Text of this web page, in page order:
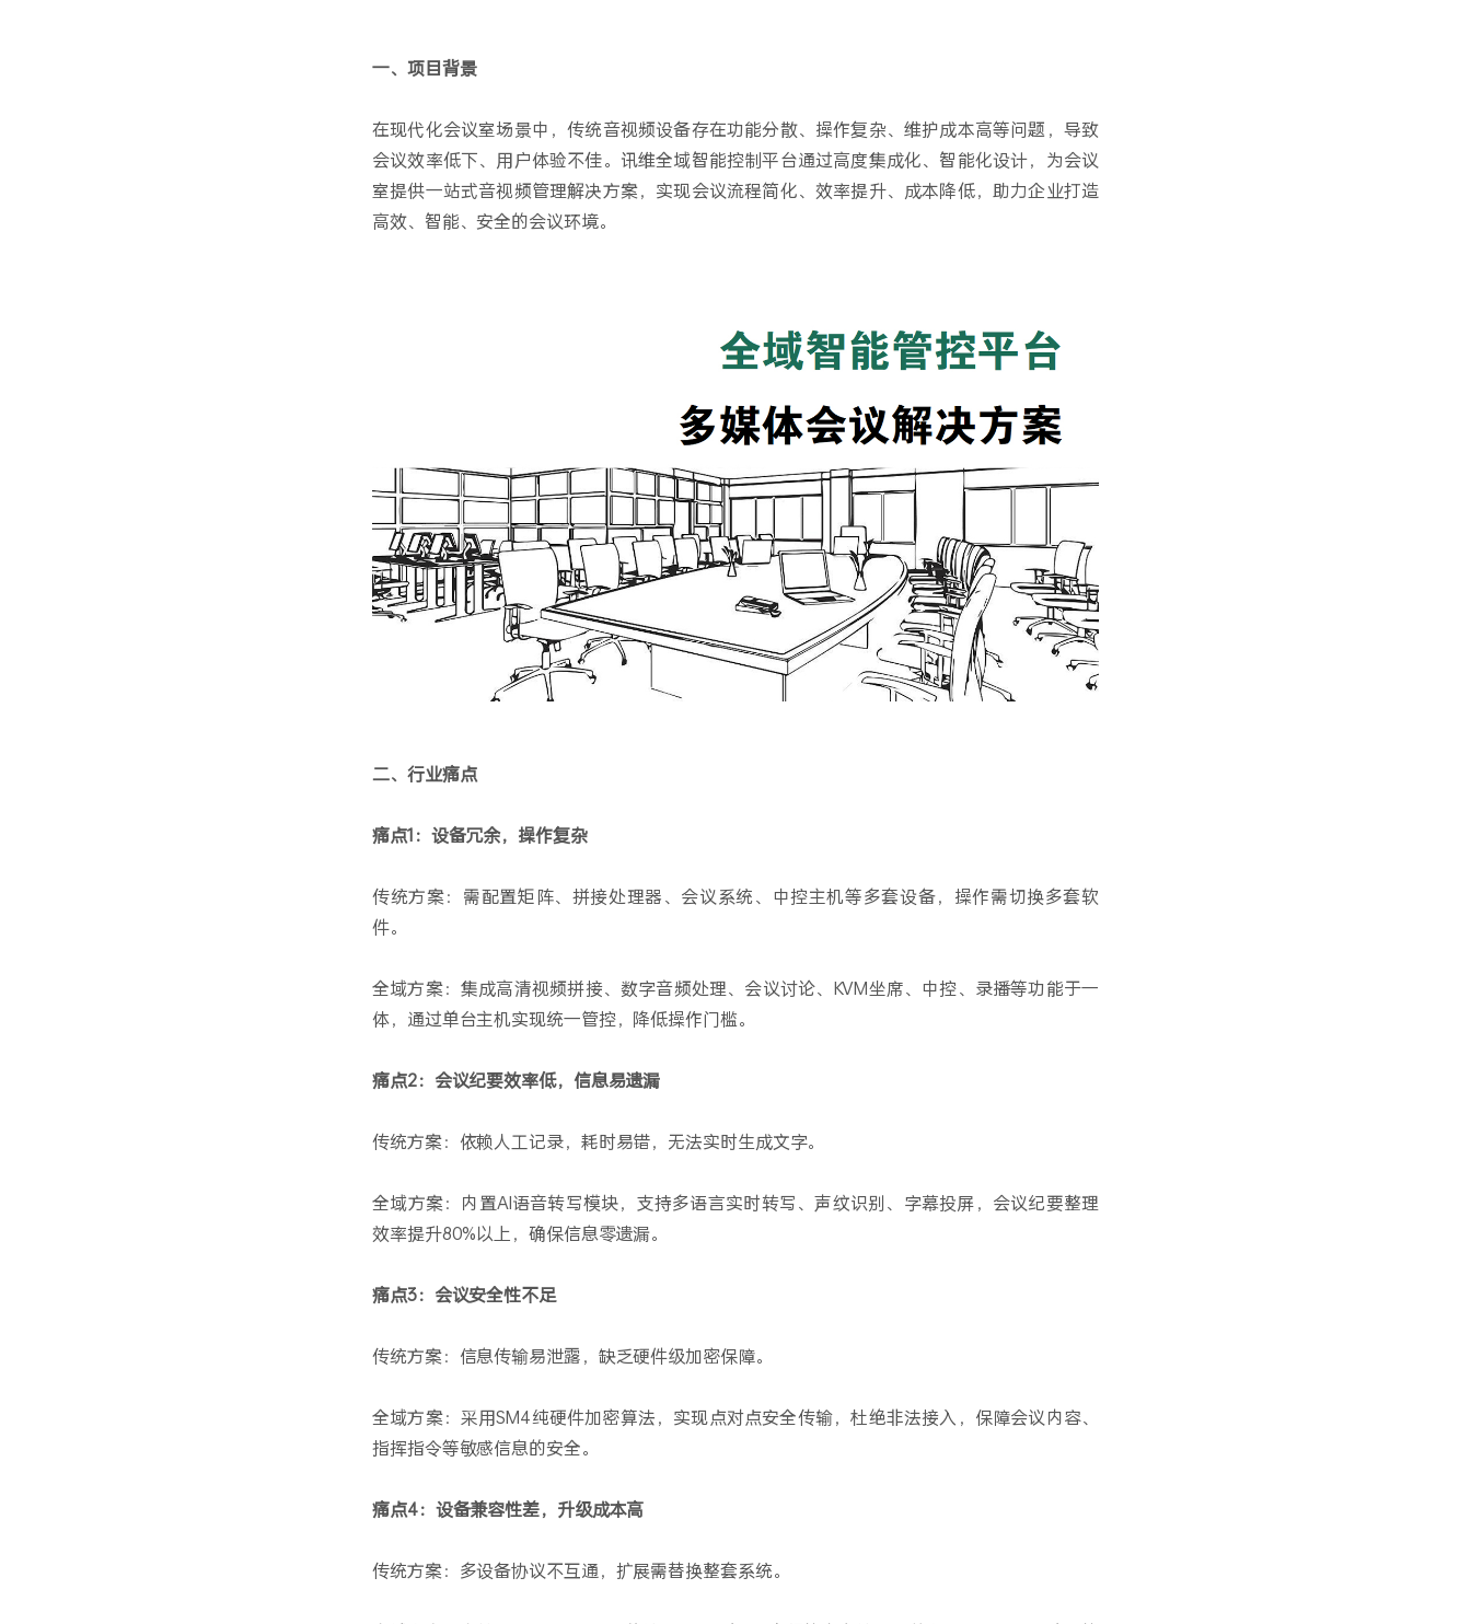
一、项目背景
在现代化会议室场景中，传统音视频设备存在功能分散、操作复杂、维护成本高等问题，导致
会议效率低下、用户体验不佳。讯维全域智能控制平台通过高度集成化、智能化设计，为会议
室提供一站式音视频管理解决方案，实现会议流程简化、效率提升、成本降低，助力企业打造
高效、智能、安全的会议环境。
二、行业痛点
痛点1：设备冗余，操作复杂
传统方案：需配置矩阵、拼接处理器、会议系统、中控主机等多套设备，操作需切换多套软
件。
全域方案：集成高清视频拼接、数字音频处理、会议讨论、KVM坐席、中控、录播等功能于一
体，通过单台主机实现统一管控，降低操作门槛。
痛点2：会议纪要效率低，信息易遗漏
传统方案：依赖人工记录，耗时易错，无法实时生成文字。
全域方案：内置AI语音转写模块，支持多语言实时转写、声纹识别、字幕投屏，会议纪要整理
效率提升80%以上，确保信息零遗漏。
痛点3：会议安全性不足
传统方案：信息传输易泄露，缺乏硬件级加密保障。
全域方案：采用SM4纯硬件加密算法，实现点对点安全传输，杜绝非法接入，保障会议内容、
指挥指令等敏感信息的安全。
痛点4：设备兼容性差，升级成本高
传统方案：多设备协议不互通，扩展需替换整套系统。